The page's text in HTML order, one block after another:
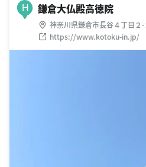
H 鎌倉大仏殿高徳院
神奈川県鎌倉市長谷４丁目２-
https://www.kotoku-in.jp/